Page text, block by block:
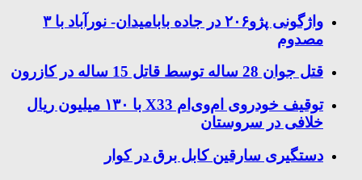
واژگونی پژو۲۰۶ در جاده بابامیدان- نورآباد با ۳
مصدوم
قتل جوان 28 ساله توسط قاتل 15 ساله در کازرون
توقیف خودروی ام‌وی‌ام X33 با ۱۳۰ میلیون ریال
خلافی در سروستان
دستگیری سارقین کابل برق در کوار